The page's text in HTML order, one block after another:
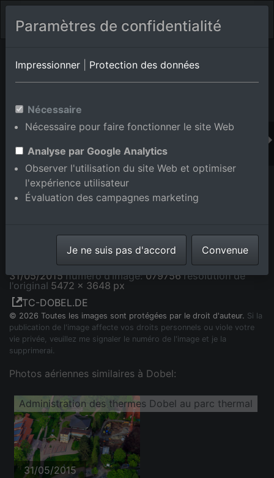
Album de lieux Dobel en Bade-Wurtemberg,Allemagne
Tennis Club Dobel eV au Kurpark à Dobel dans le
département Bade-Wurtemberg, Allemagneprise le
31/05/2015numéro d'image:079756résolution de
l'original 5472 x 3648 px
TC-DOBEL.DE
© 2026 Toutes les images sont protégées par le droit d'auteur. Si la
publication de l'image affecte vos droits personnels ou viole votre
vie privée, veuillez me signaler le numéro de l'image et je la
supprimerai.
Photos aériennes similaires à Dobel:
Administration des thermes Dobel au parc thermal
31/05/2015
Paramètres de confidentialité
Impressionner Protection des données
Nécessaire
Nécessaire pour faire fonctionner le site Web
Analyse par Google Analytics
Observer l'utilisation du site Web et optimiser
l'expérience utilisateur
Évaluation des campagnes marketing
Je ne suis pas d'accord Convenue